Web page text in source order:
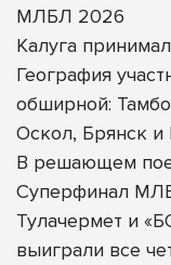
МЛБЛ 2026
Калуга
География
обширной:
Оскол, Брянск и
В решающем
Суперфинал
Тулачермет и
выиграли все